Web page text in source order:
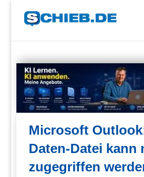
Microsoft
Daten-Datei kann
zugegriffen